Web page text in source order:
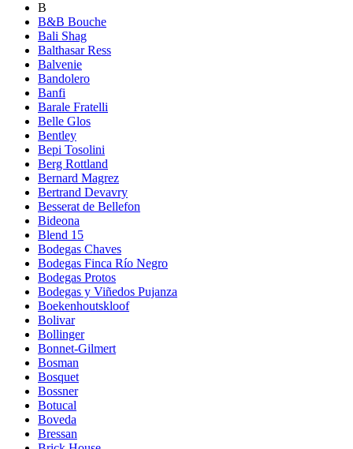
B
B&B Bouche
Bali Shag
Balthasar Ress
Balvenie
Bandolero
Banfi
Barale Fratelli
Belle Glos
Bentley
Bepi Tosolini
Berg Rottland
Bernard Magrez
Bertrand Devavry
Besserat de Bellefon
Bideona
Blend 15
Bodegas Chaves
Bodegas Finca Río Negro
Bodegas Protos
Bodegas y Viñedos Pujanza
Boekenhoutskloof
Bolivar
Bollinger
Bonnet-Gilmert
Bosman
Bosquet
Bossner
Botucal
Boveda
Bressan